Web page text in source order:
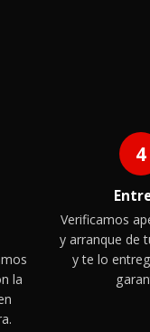
la
4
Verificamos
y arranque de
y te lo